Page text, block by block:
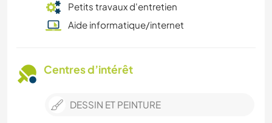
Petits travaux d'entretien
Aide informatique/internet
Centres d’intérêt
DESSIN ET PEINTURE